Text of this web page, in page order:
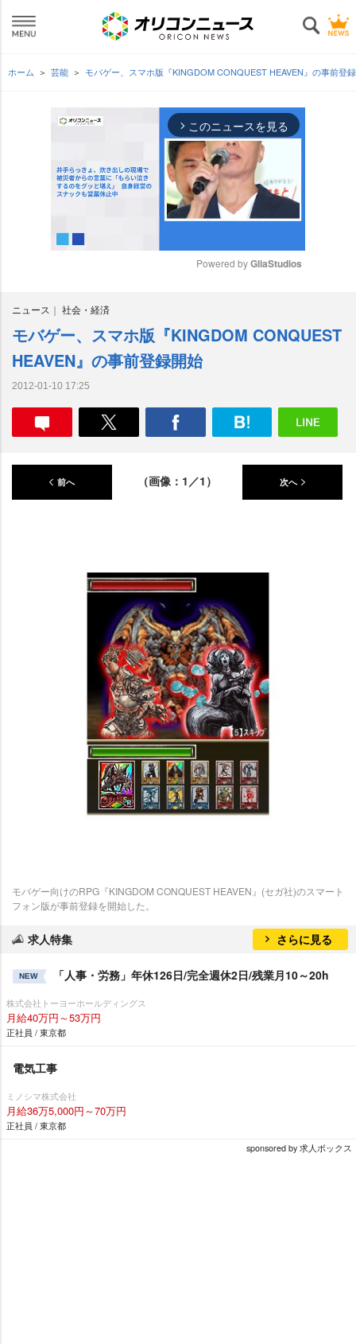
ホーム 芸能 モバゲー、スマホ版『KINGDOM CONQUEST HEAVEN』の事前登
arrow_forward_ios このニュースを見る
e
Powered by GliaStudios
ニュース 社会・経済
モバゲー、スマホ版『KINGDOM CONQUEST
HEAVEN』の事前登録開始
2012-01-10 17:25
前へ （画像：1／1） 次へ
モバゲー向けのRPG『KINGDOM CONQUEST HEAVEN』(セガ社)のスマート
フォン版が事前登録を開始した。
求人特集 さらに見る
NEW 「人事・労務」年休126日/完全週休2日/残業月10～20h
株式会社トーヨーホールディングス
月給40万円～53万円
正社員 / 東京都
電気工事
ミノシマ株式会社
月給36万5,000円～70万円
正社員 / 東京都
sponsored by 求人ボックス